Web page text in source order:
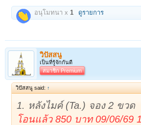
อนุโมทนา x1 ดูรายการ
วิปัสสนู
เป็นที่รู้จักกันดี
สมาชิก Premium
วิปัสสนู said: ↑
1. หลังไมค์ (Ta.) จอง 2 ขวด
โอนแล้ว 850 บาท 09/06/69